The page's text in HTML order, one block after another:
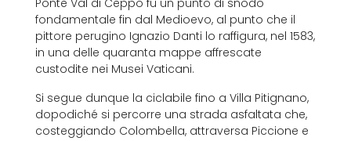
Ponte Val di Ceppo fu un punto di snodo
fondamentale fin dal Medioevo, al punto che il
pittore perugino Ignazio Danti lo raffigura, nel 1583,
in una delle quaranta mappe affrescate
custodite nei Musei Vaticani.
Si segue dunque la ciclabile fino a Villa Pitignano,
dopodiché si percorre una strada asfaltata che,
costeggiando Colombella, attraversa Piccione e